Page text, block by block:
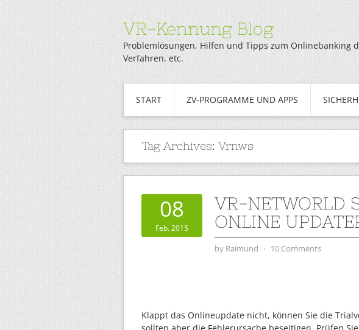
VR-Kennung Blog
Problemlösungen, Hilfen und Tipps zum Onlinebanking
Verfahren, etc.
START ZV-PROGRAMME UND APPS
Tag Archives: Vrnws
08
Feb. 2015
VR-NETWORLD
ONLINE
by Raimund ⋅ 10 Comments
Klappt das Onlineupdate nicht, können Sie die